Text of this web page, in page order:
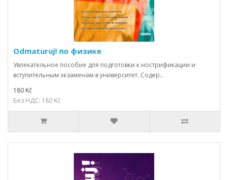
Odmaturuj! по физике
Увлекательное пособие для подготовки к нострификации и
вступительным экзаменам в университет. Содер..
180 Kč
Без НДС: 180 Kč